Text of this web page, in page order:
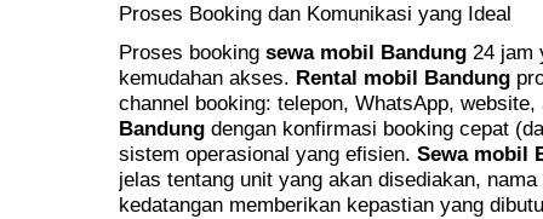
Proses Booking dan Komunikasi yang Ideal
Proses booking sewa mobil Bandung 24 jam
kemudahan akses. Rental mobil Bandung
channel booking: telepon, WhatsApp,
Bandung dengan konfirmasi booking cepat
sistem operasional yang efisien. Sewa mobil
jelas tentang unit yang akan disediakan,
kedatangan memberikan kepastian yang